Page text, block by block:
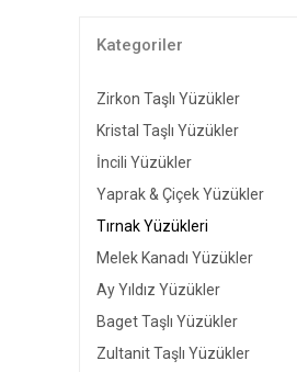
Kategoriler
Zirkon Taşlı Yüzükler
Kristal Taşlı Yüzükler
İncili Yüzükler
Yaprak & Çiçek Yüzükler
Tırnak Yüzükleri
Melek Kanadı Yüzükler
Ay Yıldız Yüzükler
Baget Taşlı Yüzükler
Zultanit Taşlı Yüzükler